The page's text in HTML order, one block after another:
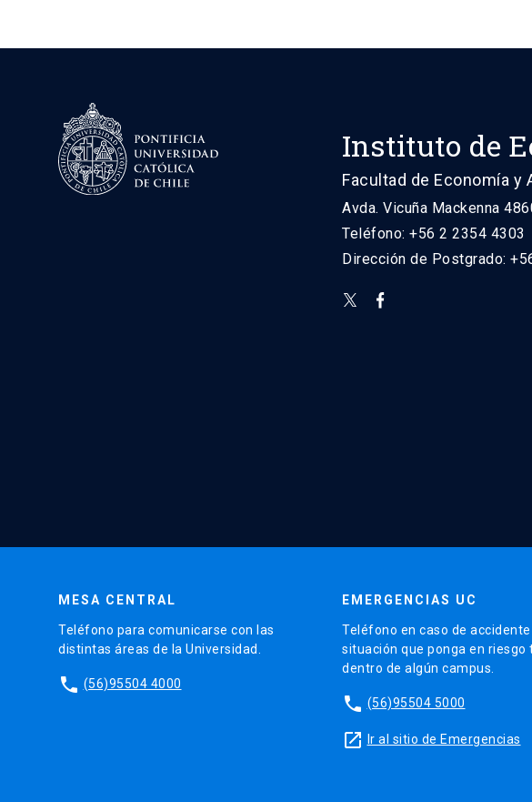
Instituto de
Facultad de Economía y
Avda. Vicuña Mackenna
Teléfono: +56 2 2354 4303
Dirección de Postgrado:
MESA CENTRAL
Teléfono para comunicarse con las
distintas áreas de la Universidad.
phone (56)95504 4000
EMERGENCIAS UC
Teléfono en caso de accidente
situación que ponga en riesgo
dentro de algún campus.
phone (56)95504 5000
launch Ir al sitio de Emergencias